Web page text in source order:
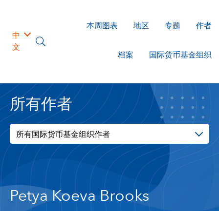
中
文
本周图表 地区 专题 作者
档案 国际货币基金组织
所有作者
所有国际货币基金组织作者
Petya Koeva Brooks